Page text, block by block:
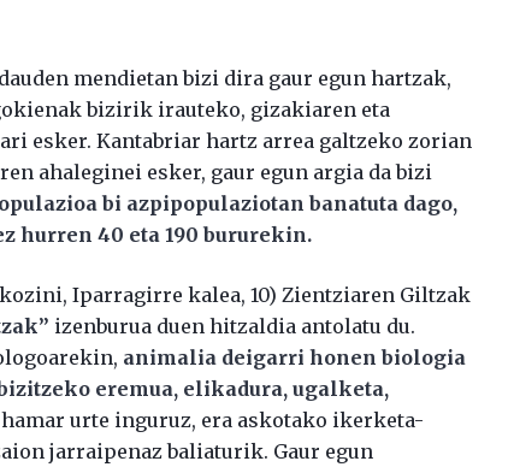
mendietan bizi dira gaur egun hartzak,
bizirik irauteko, gizakiaren eta
esker. Kantabriar hartz arrea galtzeko zorian
ahaleginei esker, gaur egun argia da bizi
bi azpipopulaziotan banatuta dago,
hurren 40 eta 190 bururekin.
Iparragirre kalea, 10) Zientziaren Giltzak
” izenburua duen hitzaldia antolatu du.
animalia deigarri honen biologia
eremua, elikadura, ugalketa,
urte inguruz, era askotako ikerketa-
jarraipenaz baliaturik. Gaur egun